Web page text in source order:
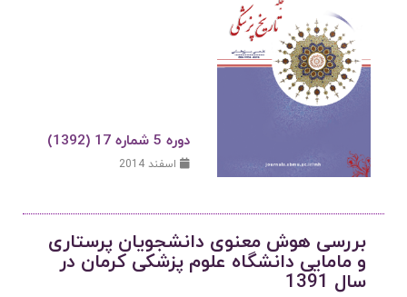
دوره 5 شماره 17 (1392)
اسفند 2014
بررسی هوش معنوی دانشجویان پرستاری
و مامایی دانشگاه علوم پزشکی کرمان در
سال 1391